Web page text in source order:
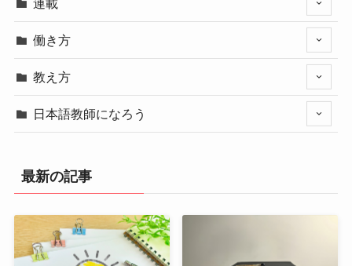
連載
働き方
教え方
日本語教師になろう
最新の記事